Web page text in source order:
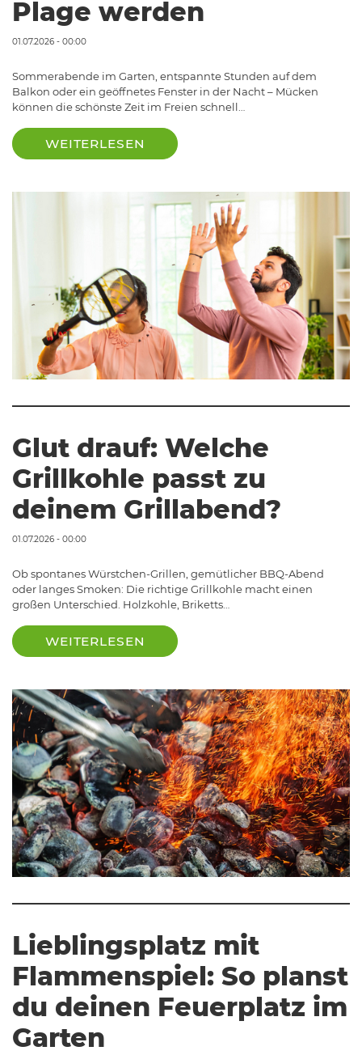
Plage werden
01.07.2026 - 00:00
Sommerabende im Garten, entspannte Stunden auf dem
Balkon oder ein geöffnetes Fenster in der Nacht – Mücken
können die schönste Zeit im Freien schnell…
WEITERLESEN
Glut drauf: Welche
Grillkohle passt zu
deinem Grillabend?
01.07.2026 - 00:00
Ob spontanes Würstchen-Grillen, gemütlicher BBQ-Abend
oder langes Smoken: Die richtige Grillkohle macht einen
großen Unterschied. Holzkohle, Briketts…
WEITERLESEN
Lieblingsplatz mit
Flammenspiel: So planst
du deinen Feuerplatz im
Garten